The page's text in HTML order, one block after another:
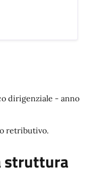
dirigenziale - anno
retributivo.
struttura